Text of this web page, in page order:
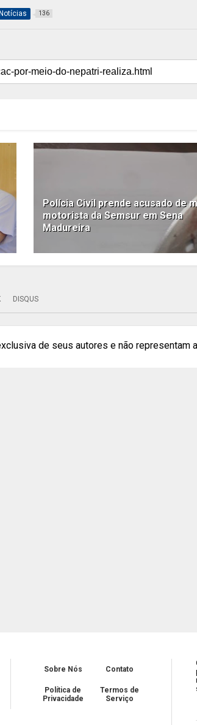
136
Polícia Civil prende acusado de
motorista da Semsur em Sena
Madureira
DISQUS
de seus autores e não representam
Sobre Nós Contato
Política de
Privacidade
Termos de
Serviço